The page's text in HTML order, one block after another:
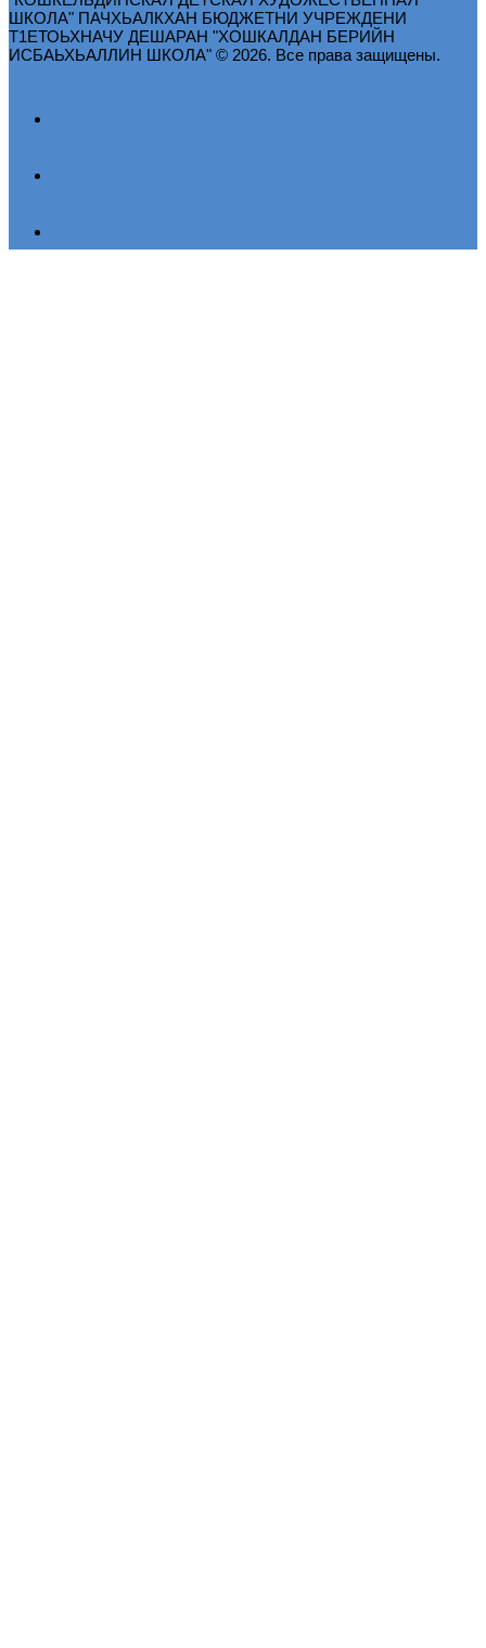
ШКОЛА" ПАЧХЬАЛКХАН БЮДЖЕТНИ УЧРЕЖДЕНИ
Т1ЕТОЬХНАЧУ ДЕШАРАН "ХОШКАЛДАН БЕРИЙН
ИСБАЬХЬАЛЛИН ШКОЛА" © 2026. Все права защищены.